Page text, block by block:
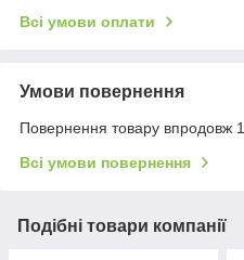
Всі умови оплати
Умови повернення
Повернення товару впродовж
Всі умови повернення
Подібні товари компанії